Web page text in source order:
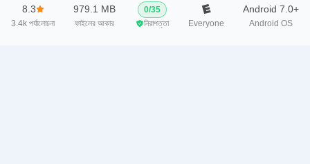
8.3
3.4k পর্যালোচনা
979.1 MB
ফাইলের আকার
0/35
নিরাপত্তা
Everyone
Android 7.0+
Android OS